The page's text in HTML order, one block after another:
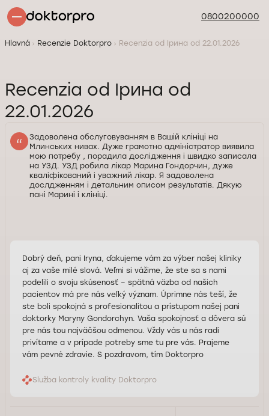
0800200000
Hlavná Recenzie Doktorpro Recenzia od Ірина od 22.01.2026
Recenzia od Ірина od
22.01.2026
Задоволена обслуговуванням в Вашій клініці на
Млинських нивах. Дуже грамотно адміністратор виявила
мою потребу , порадила дослідження і швидко записала
на УЗД. УЗД робила лікар Марина Гондорчин, дуже
кваліфікований і уважний лікар. Я задоволена
дослдженням і детальним описом результатів. Дякую
пані Марині і клініці.
Dobrý deň, pani Iryna, ďakujeme vám za výber našej kliniky
aj za vaše milé slová. Veľmi si vážime, že ste sa s nami
podelili o svoju skúsenosť – spätná väzba od našich
pacientov má pre nás veľký význam. Úprimne nás teší, že
ste boli spokojná s profesionalitou a prístupom našej pani
doktorky Maryny Gondorchyn. Vaša spokojnosť a dôvera sú
pre nás tou najväčšou odmenou. Vždy vás u nás radi
privítame a v prípade potreby sme tu pre vás. Prajeme
vám pevné zdravie. S pozdravom, tím Doktorpro
Služba kontroly kvality Doktorpro